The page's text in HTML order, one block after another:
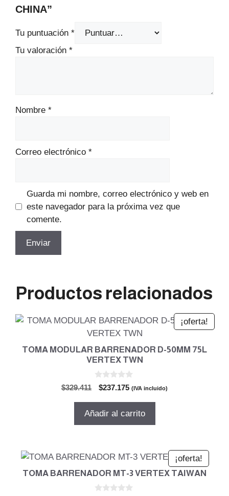
CHINA”
Tu puntuación *
Tu valoración *
Nombre *
Correo electrónico *
Guarda mi nombre, correo electrónico y web en
este navegador para la próxima vez que
comente.
Productos relacionados
¡oferta!
TOMA MODULAR BARRENADOR D-50MM 75L
VERTEX TWN
$329.411
El
original
$237.175El
actual
(IVA incluido)
Añadir al carrito
¡oferta!
TOMA BARRENADOR MT-3 VERTEX TAIWAN